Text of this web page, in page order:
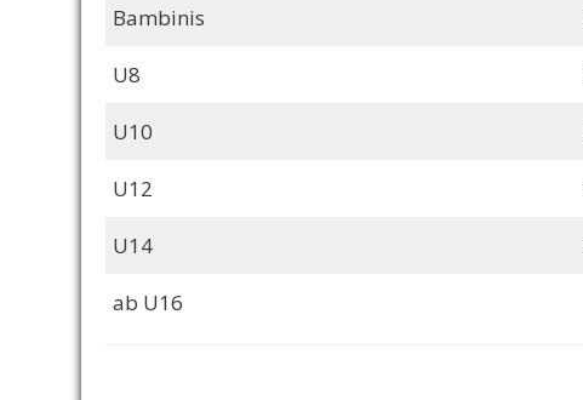
Bambinis
U8
U10
U12
U14
ab U16